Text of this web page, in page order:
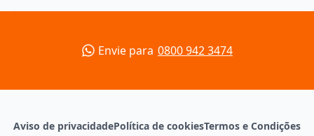
Envie para 0800 942 3474
Aviso de privacidadePolítica de cookiesTermos e Condições